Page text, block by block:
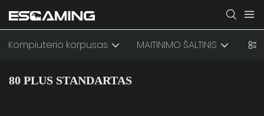
Kompiuterio korpusas MAITINIMO ŠALTINIS
80 PLUS STANDARTAS